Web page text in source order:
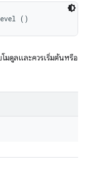
()
โมดูลและควรเริ่มต้นหรือ